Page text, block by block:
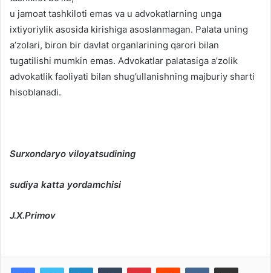
u jamoat tashkiloti emas va u advokatlarning unga
ixtiyoriylik asosida kirishiga asoslanmagan. Palata uning
a’zolari, biron bir davlat organlarining qarori bilan
tugatilishi mumkin emas. Advokatlar palatasiga a’zolik
advokatlik faoliyati bilan shug’ullanishning majburiy sharti
hisoblanadi.
Surxondaryo viloyatsudining
sudiya katta yordamchisi
J.X.Primov
LinkedInTumblr PinterestReddit VKontakteShare via Email